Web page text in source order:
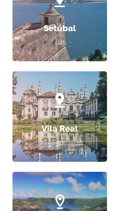
Setúbal
(12)
Vila Real
(5)